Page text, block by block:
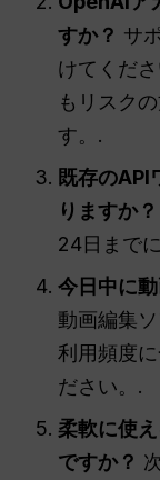
すか？ サ
けてくだ
もリスク
す。.
既存のAPI
りますか？
24日まで
今日中に
動画編集
利用頻度
ださい。.
柔軟に使
ですか？